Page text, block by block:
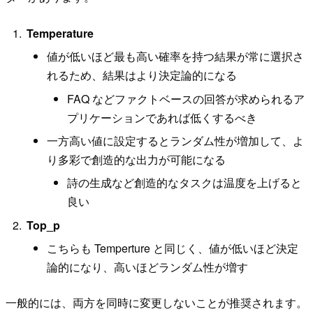
Temperature
値が低いほど最も高い確率を持つ結果が常に選択さ
れるため、結果はより決定論的になる
FAQ などファクトベースの回答が求められるア
プリケーションであれば低くするべき
一方高い値に設定するとランダム性が増加して、よ
り多彩で創造的な出力が可能になる
詩の生成など創造的なタスクは温度を上げると
良い
Top_p
こちらも Temperture と同じく、値が低いほど決定
論的になり、高いほどランダム性が増す
一般的には、両方を同時に変更しないことが推奨されます。